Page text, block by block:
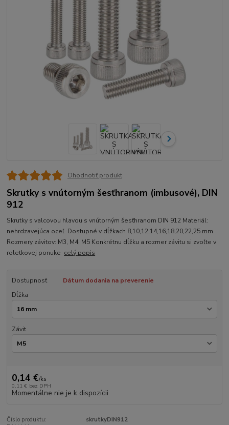
Ohodnotiť produkt
Skrutky s vnútorným šesťhranom (imbusové), DIN
912
Skrutky s valcovou hlavou s vnútorným šesťhranom DIN 912 Materiál:
nehrdzavejúca oceľ Dostupné v dĺžkach 8,10,12,14,16,18,20,22,25 mm
Rozmery závitov: M3, M4, M5 Konkrétnu dĺžku a rozmer závitu si zvoľte v
roletkovej ponuke celý popis
Dostupnosť
Dátum dodania na preverenie
Dĺžka
Závit
0,14 €/ks
0,11 € bez DPH
Momentálne nie je k dispozícii
Číslo produktu:
skrutkyDIN912